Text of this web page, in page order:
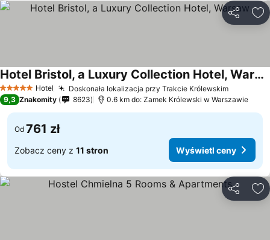
5 KategoriaHotel Doskonała lokalizacja przy Trakcie Królewskim
Hotel Bristol, a Luxury Collection Hotel, Warsaw
9,3 Znakomity 8623 0.6 km do: Zamek Królewski w Warszawie
Od 761 zł
Zobacz ceny z 11 stron Wyświetl ceny